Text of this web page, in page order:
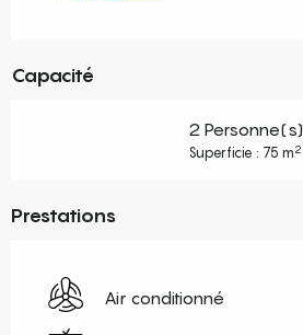
Capacité
2 Personne(s)
Superficie : 75 m2
Prestations
Air conditionné